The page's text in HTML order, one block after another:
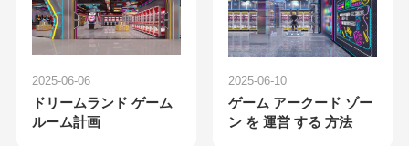
2025-06-06
ドリームランド ゲーム
ルーム計画
2025-06-10
ゲーム アークード ゾー
ン を 運営 する 方法